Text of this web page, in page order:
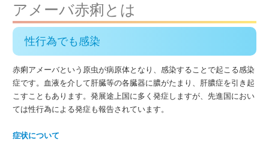
アメーバ赤痢とは
性行為でも感染
赤痢アメーバという原虫が病原体となり、感染することで起こる感染
症です。血液を介して肝臓等の各臓器に膿がたまり、肝膿症を引き起
こすこともあります。発展途上国に多く発症しますが、先進国におい
ては性行為による発症も報告されています。
症状について